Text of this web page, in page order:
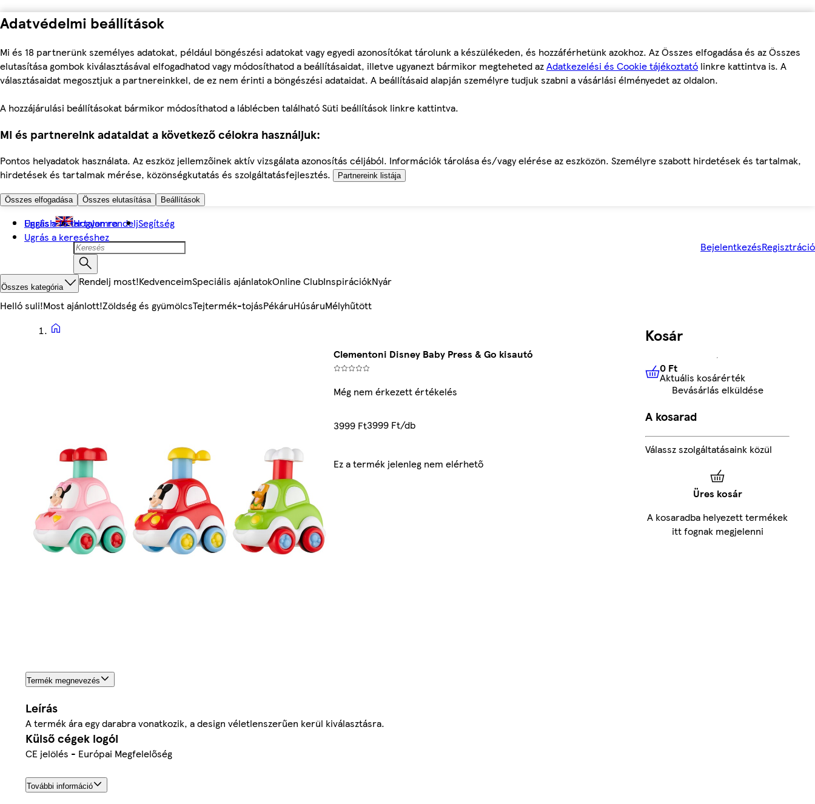
Adatvédelmi beállítások
Mi és 18 partnerünk személyes adatokat, például böngészési adatokat vagy egyedi azonosítókat tárolunk a készülékeden, és hozzáférhetünk azokhoz. Az Összes elfogadása és az Összes
elutasítása gombok kiválasztásával elfogadhatod vagy módosíthatod a beállításaidat, illetve ugyanezt bármikor megteheted azAdatkezelési és Cookie tájékoztató linkre kattintva is. A
választásaidat megosztjuk a partnereinkkel, de ez nem érinti a böngészési adataidat. A beállításaid alapján személyre tudjuk szabni a vásárlási élményedet az oldalon.
A hozzájárulási beállításokat bármikor módosíthatod a láblécben található Süti beállítások linkre kattintva.
Mi és partnereink adataidat a következő célokra használjuk:
Pontos helyadatok használata. Az eszköz jellemzőinek aktív vizsgálata azonosítás céljából. Információk tárolása és/vagy elérése az eszközön. Személyre szabott hirdetések és tartalmak,
hirdetések és tartalmak mérése, közönségkutatás és szolgáltatásfejlesztés.
Partnereink listája
Összes elfogadása Összes elutasítása Beállítások
Ugrás a fő tartalomra
Ugrás a kereséshez
English Hogyan rendeljSegítség
BejelentkezésRegisztráció
Összes kategória Rendelj most!KedvenceimSpeciális ajánlatokOnline ClubInspirációkNyár
Helló suli!Most ajánlott!Zöldség és gyümölcsTejtermék-tojásPékáruHúsáruMélyhűtött
Clementoni Disney Baby Press & Go kisautó
Még nem érkezett értékelés
3999 Ft3999 Ft/db
Ez a termék jelenleg nem elérhető
Termék megnevezés
Leírás
A termék ára egy darabra vonatkozik, a design véletlenszerűen kerül kiválasztásra.
Külső cégek logói
CE jelölés - Európai Megfelelőség
További információ
Kosár
0 FtAktuális kosárérték
0 Ft
Aktuális kosárérték
Bevásárlás elküldése
A kosarad
Válassz szolgáltatásaink közül
Üres kosár
A kosaradba helyezett termékek
itt fognak megjelenni